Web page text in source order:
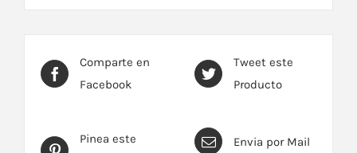
Comparte en
Facebook
Tweet este
Producto
Pinea este
Envia por Mail